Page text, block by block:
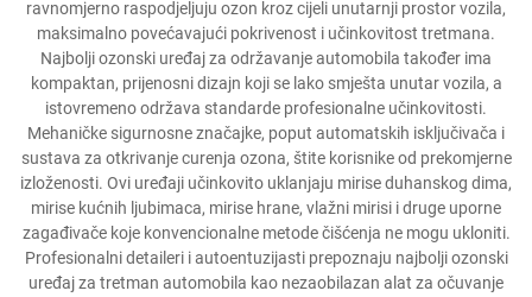
ravnomjerno raspodjeljuju ozon kroz cijeli unutarnji prostor vozila,
maksimalno povećavajući pokrivenost i učinkovitost tretmana.
Najbolji ozonski uređaj za održavanje automobila također ima
kompaktan, prijenosni dizajn koji se lako smješta unutar vozila, a
istovremeno održava standarde profesionalne učinkovitosti.
Mehaničke sigurnosne značajke, poput automatskih isključivača i
sustava za otkrivanje curenja ozona, štite korisnike od prekomjerne
izloženosti. Ovi uređaji učinkovito uklanjaju mirise duhanskog dima,
mirise kućnih ljubimaca, mirise hrane, vlažni mirisi i druge uporne
zagađivače koje konvencionalne metode čišćenja ne mogu ukloniti.
Profesionalni detaileri i autoentuzijasti prepoznaju najbolji ozonski
uređaj za tretman automobila kao nezaobilazan alat za očuvanje